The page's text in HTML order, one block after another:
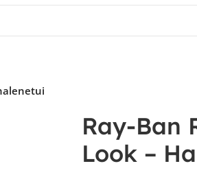
Ray-Ban
Look –